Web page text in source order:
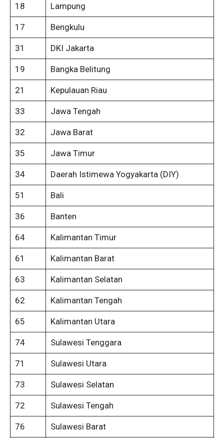
18 Lampung
17 Bengkulu
31 DKI Jakarta
19 Bangka Belitung
21 Kepulauan Riau
33 Jawa Tengah
32 Jawa Barat
35 Jawa Timur
34 Daerah Istimewa Yogyakarta (DIY)
51 Bali
36 Banten
64 Kalimantan Timur
61 Kalimantan Barat
63 Kalimantan Selatan
62 Kalimantan Tengah
65 Kalimantan Utara
74 Sulawesi Tenggara
71 Sulawesi Utara
73 Sulawesi Selatan
72 Sulawesi Tengah
76 Sulawesi Barat